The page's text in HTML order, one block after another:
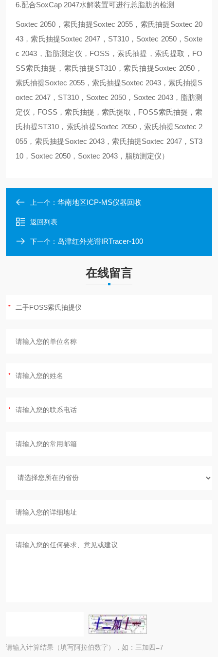
6.配合SoxCap 2047水解装置可进行总脂肪的检测
Soxtec 2050，索氏抽提Soxtec 2055，索氏抽提Soxtec 20
43，索氏抽提Soxtec 2047，ST310，Soxtec 2050，Soxte
c 2043，脂肪测定仪，FOSS，索氏抽提，索氏提取，FO
SS索氏抽提，索氏抽提ST310，索氏抽提Soxtec 2050，
索氏抽提Soxtec 2055，索氏抽提Soxtec 2043，索氏抽提S
oxtec 2047，ST310，Soxtec 2050，Soxtec 2043，脂肪测
定仪，FOSS，索氏抽提，索氏提取，FOSS索氏抽提，索
氏抽提ST310，索氏抽提Soxtec 2050，索氏抽提Soxtec 2
055，索氏抽提Soxtec 2043，索氏抽提Soxtec 2047，ST3
10，Soxtec 2050，Soxtec 2043，脂肪测定仪）
上一个： 华南地区ICP-MS仪器回收
返回列表
下一个： 岛津红外光谱IRTracer-100
在线留言
请输入计算结果（填写阿拉伯数字），如：三加四=7